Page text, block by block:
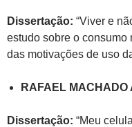
Dissertação: “Viver e
estudo sobre o
das motivações de uso
RAFAEL MACHADO
Dissertação: “Meu